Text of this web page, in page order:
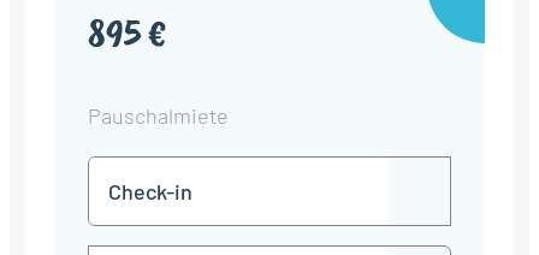
895 €
Pauschalmiete
in
TT
Punkt
MM